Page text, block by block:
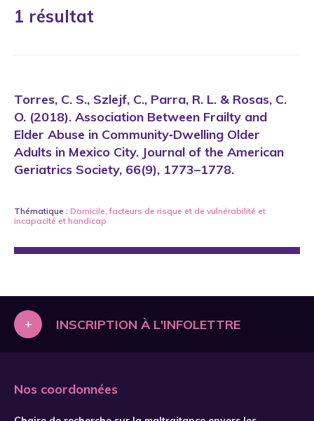
1 résultat
Torres, C. S., Szlejf, C., Parra, R. L. & Rosas, C.
O. (2018). Association Between Frailty and
Elder Abuse in Community‐Dwelling Older
Adults in Mexico City. Journal of the American
Geriatrics Society, 66(9), 1773–1778.
Thématique : Domicile,facteurs de risque et de vulnérabilité et
incapacité et handicap
+ INSCRIPTION À L'INFOLETTRE
Nos coordonnées